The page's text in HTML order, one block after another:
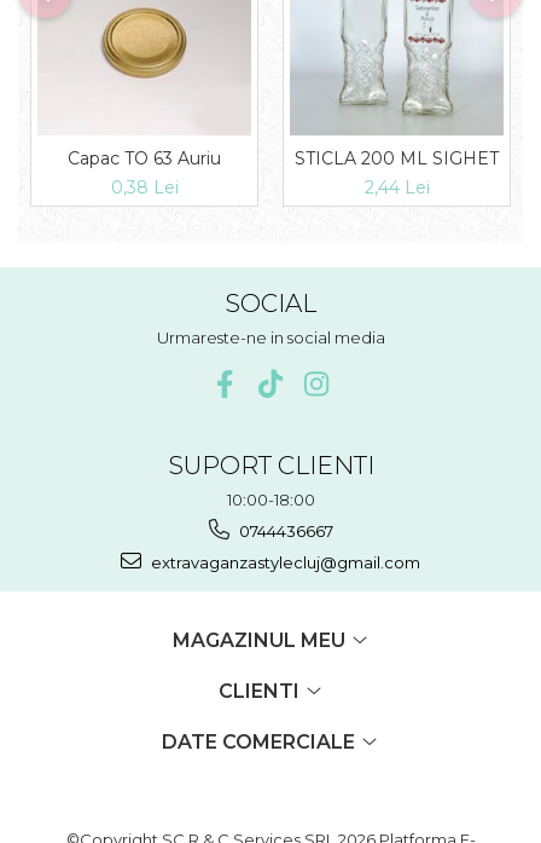
Capac TO 63 Auriu
0,38 Lei
STICLA 200 ML SIGHET
2,44 Lei
SOCIAL
Urmareste-ne in social media
SUPORT CLIENTI
10:00-18:00
0744436667
extravaganzastylecluj@gmail.com
MAGAZINUL MEU
CLIENTI
DATE COMERCIALE